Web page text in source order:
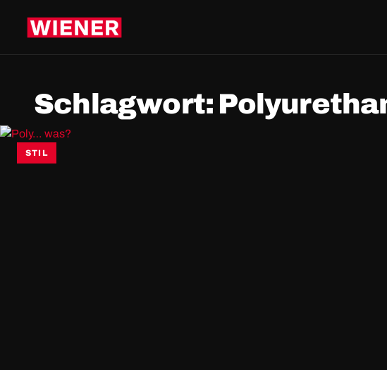
Schlagwort:
STIL